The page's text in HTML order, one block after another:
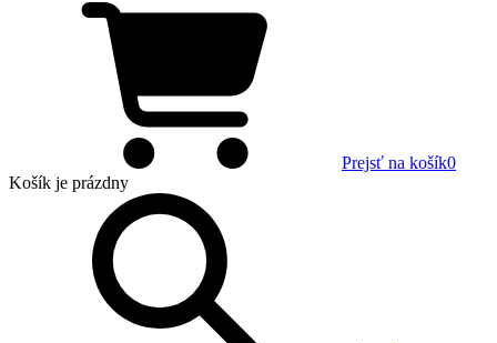
Prejsť na košík0
Košík je prázdny